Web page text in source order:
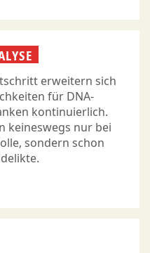
erweitern sich
für DNA-
kontinuierlich.
keineswegs nur bei
sondern schon